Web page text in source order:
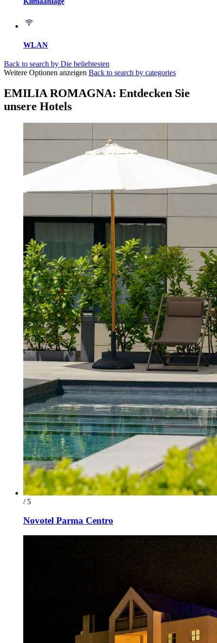
WLAN
Back to search by Die beliebtesten
Weitere Optionen anzeigen Back to search by categories
EMILIA ROMAGNA: Entdecken Sie
unsere Hotels
/ 5
Novotel Parma Centro